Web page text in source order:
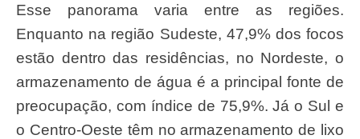
Esse panorama varia entre as regiões.
Enquanto na região Sudeste, 47,9% dos focos
estão dentro das residências, no Nordeste, o
armazenamento de água é a principal fonte de
preocupação, com índice de 75,9%. Já o Sul e
o Centro-Oeste têm no armazenamento de lixo